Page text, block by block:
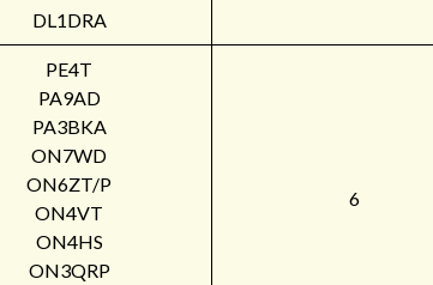
DL1DRA
PE4T
PA9AD
PA3BKA
ON7WD
ON6ZT/P
ON4VT
ON4HS
ON3QRP
6